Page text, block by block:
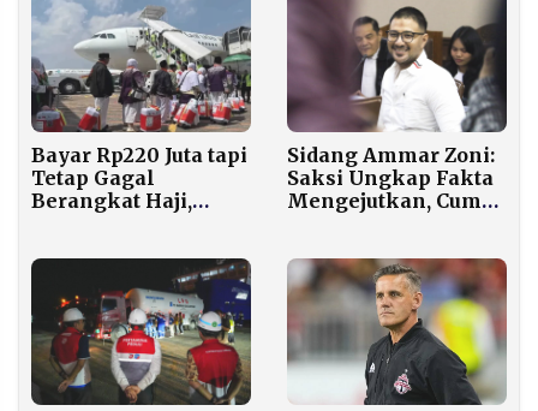
Bayar Rp220 Juta tapi
Tetap Gagal
Berangkat Haji,
Nonprosedural di
Soetta
Sidang Ammar Zoni:
Saksi Ungkap Fakta
Mengejutkan, Cuma